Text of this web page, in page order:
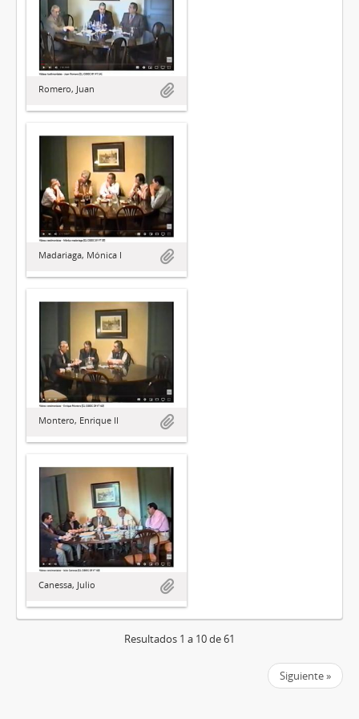
Romero, Juan
Madariaga, Mónica I
Montero, Enrique II
Canessa, Julio
Resultados 1 a 10 de 61
Siguiente »